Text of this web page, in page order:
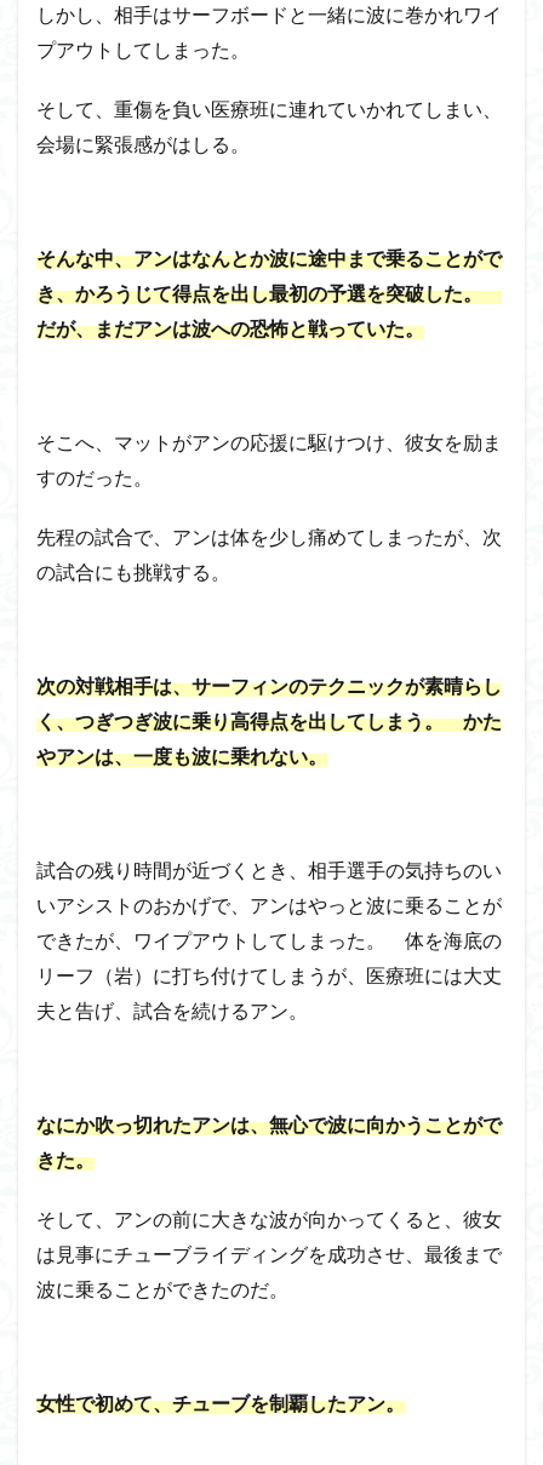
しかし、相手はサーフボードと一緒に波に巻かれワイ
プアウトしてしまった。
そして、重傷を負い医療班に連れていかれてしまい、
会場に緊張感がはしる。
そんな中、アンはなんとか波に途中まで乗ることがで
き、かろうじて得点を出し最初の予選を突破した。
だが、まだアンは波への恐怖と戦っていた。
そこへ、マットがアンの応援に駆けつけ、彼女を励ま
すのだった。
先程の試合で、アンは体を少し痛めてしまったが、次
の試合にも挑戦する。
次の対戦相手は、サーフィンのテクニックが素晴らし
く、つぎつぎ波に乗り高得点を出してしまう。 かた
やアンは、一度も波に乗れない。
試合の残り時間が近づくとき、相手選手の気持ちのい
いアシストのおかげで、アンはやっと波に乗ることが
できたが、ワイプアウトしてしまった。 体を海底の
リーフ（岩）に打ち付けてしまうが、医療班には大丈
夫と告げ、試合を続けるアン。
なにか吹っ切れたアンは、無心で波に向かうことがで
きた。
そして、アンの前に大きな波が向かってくると、彼女
は見事にチューブライディングを成功させ、最後まで
波に乗ることができたのだ。
女性で初めて、チューブを制覇したアン。